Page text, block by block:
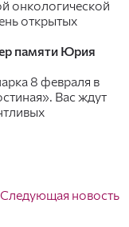
онкологической
открытых
памяти Юрия
8 февраля в
Вас ждут
Следующая новость